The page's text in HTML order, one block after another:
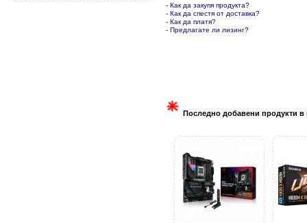
- Как да закупя продукта?
- Как да спестя от доставка?
- Как да платя?
- Предлагате ли лизинг?
Последно добавени продукти в